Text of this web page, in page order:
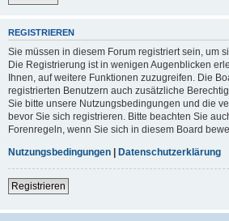
REGISTRIEREN
Sie müssen in diesem Forum registriert sein, um
Die Registrierung ist in wenigen Augenblicken
Ihnen, auf weitere Funktionen zuzugreifen. Die
registrierten Benutzern auch zusätzliche
Sie bitte unsere Nutzungsbedingungen und die
bevor Sie sich registrieren. Bitte beachten Sie
Forenregeln, wenn Sie sich in diesem Board
Nutzungsbedingungen | Datenschutzerklärung
Registrieren